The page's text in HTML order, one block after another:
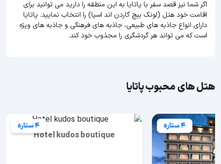
اگر شما نیز قصد سفر با پاتایا به این منطقه را دارید می توانید برای
اقامت خود هتل (لونگ بیچ گاردن اند اسپا) را انتخاب نمایید. پاتایا
دارای انواع جاذبه های طبیعی، جاذبه های فرهنگی و جاذبه های ویژه
است که می تواند هر گردشگری را مجذوب خود کند.
هتل های محبوب پاتایا
4 ستاره 4 ستاره
Hotel kudos boutique